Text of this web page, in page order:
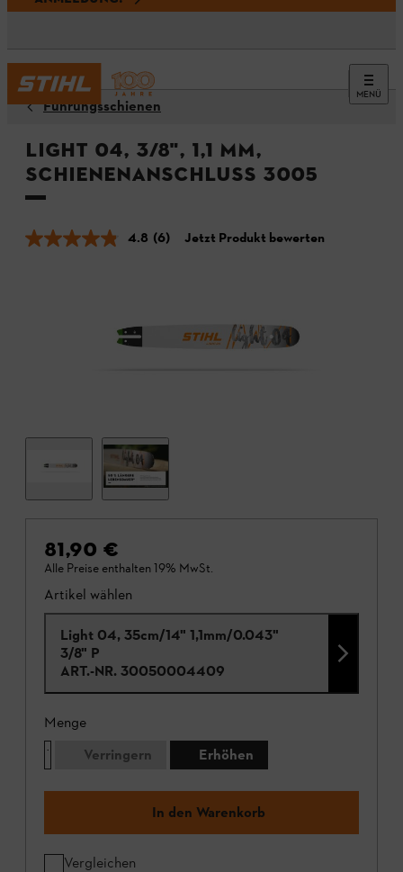
MENÜ
Führungsschienen
Light 04, 3/8", 1,1 MM,
Schienenanschluss 3005
4.8 (6) Jetzt Produkt bewerten
81,90 €
Alle Preise enthalten 19% MwSt.
Artikel wählen
Light 04, 35cm/14" 1,1mm/0.043"
3/8" P
ART.-NR. 30050004409
Menge
Verringern
Erhöhen
In den Warenkorb
Vergleichen